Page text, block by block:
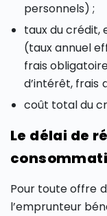
personnels) ;
taux du crédit,
(taux annuel
frais
d’intérêt, frais
coût total du
Le délai de
Pour toute offre
l’emprunteur